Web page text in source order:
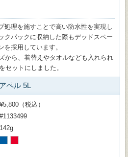
処理を施すことで高い防水性を実現し
クパックに収納した際もデッドスペー
を採用しています。
から、着替えやタオルなども入れられ
セットにしました。
ペル 5L
¥5,800（税込）
#1133499
142g